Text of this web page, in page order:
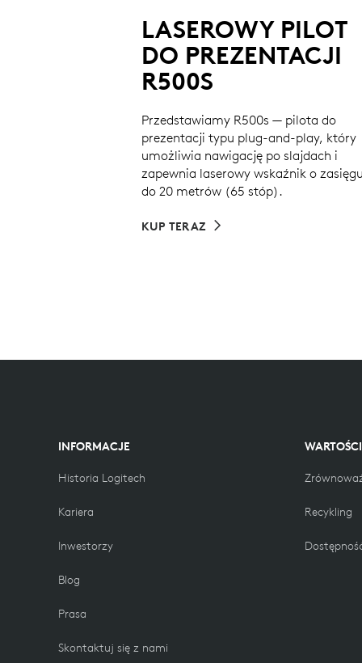
LASEROWY PILOT
DO PREZENTACJI
R500S
Przedstawiamy R500s — pilota do
prezentacji typu plug-and-play, który
umożliwia nawigację po slajdach i
zapewnia laserowy wskaźnik o
do 20 metrów (65 stóp).
KUP TERAZ
INFORMACJE
Historia Logitech
Kariera
Inwestorzy
Blog
Prasa
Skontaktuj się z nami
WARTOŚCI
Recykling